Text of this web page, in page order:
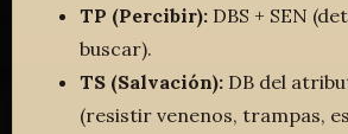
TP (Percibir): DBS + SEN
buscar).
TS (Salvación): DB del
(resistir venenos, trampas,